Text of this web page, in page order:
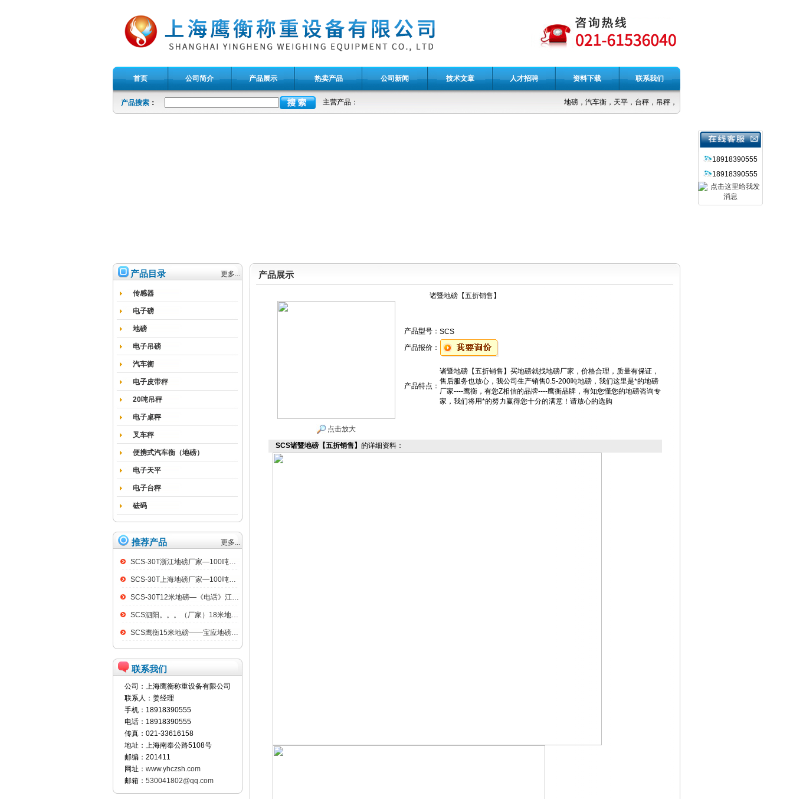
首页 公司简介 产品展示 热卖产品 公司新闻 技术文章 人才招聘 资料下载 联系我们
产品搜索 ： 主营产品： 地磅，汽车衡，天平，台秤，吊秤，电子称
18918390555
18918390555
产品目录 更多...
传感器
电子磅
地磅
电子吊磅
汽车衡
电子皮带秤
20吨吊秤
电子桌秤
叉车秤
便携式汽车衡（地磅）
电子天平
电子台秤
砝码
推荐产品 更多...
SCS-30T浙江地磅厂家—100吨汽车衡
SCS-30T上海地磅厂家—100吨汽车衡
SCS-30T12米地磅—《电话》江阴100吨地磅
SCS泗阳。。。（厂家）18米地磅（低价）
SCS鹰衡15米地磅——宝应地磅销售点
联系我们
公司：上海鹰衡称重设备有限公司
联系人：姜经理
手机：18918390555
电话：18918390555
传真：021-33616158
地址：上海南奉公路5108号
邮编：201411
网址： www.yhczsh.com
邮箱： 530041802@qq.com
产品展示
诸暨地磅【五折销售】
点击放大
产品型号： SCS
产品报价：
产品特点：
诸暨地磅【五折销售】买地磅就找地磅厂家，价格合理，质量有保证，
售后服务也放心，我公司生产销售0.5-200吨地磅，我们这里是*的地磅
厂家----鹰衡，有您Z相信的品牌----鹰衡品牌，有知您懂您的地磅咨询专
家，我们将用*的努力赢得您十分的满意！请放心的选购
SCS诸暨地磅【五折销售】 的详细资料：